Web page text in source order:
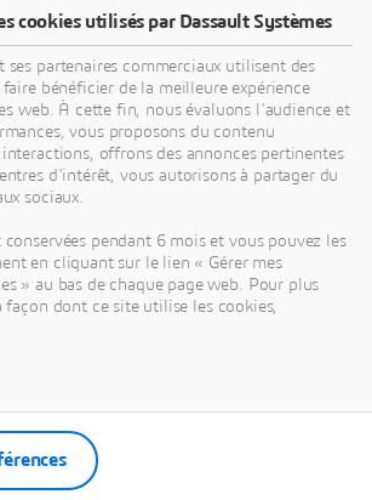
cookies utilisés par Dassault Systèmes
ses partenaires commerciaux utilisent des
bénéficier de la meilleure expérience
web. À cette fin, nous évaluons l'audience et
vous proposons du contenu
offrons des annonces pertinentes
d'intérêt, vous autorisons à partager du
sociaux.
conservées pendant 6 mois et vous pouvez les
en cliquant sur le lien « Gérer mes
» au bas de chaque page web. Pour plus
dont ce site utilise les cookies,